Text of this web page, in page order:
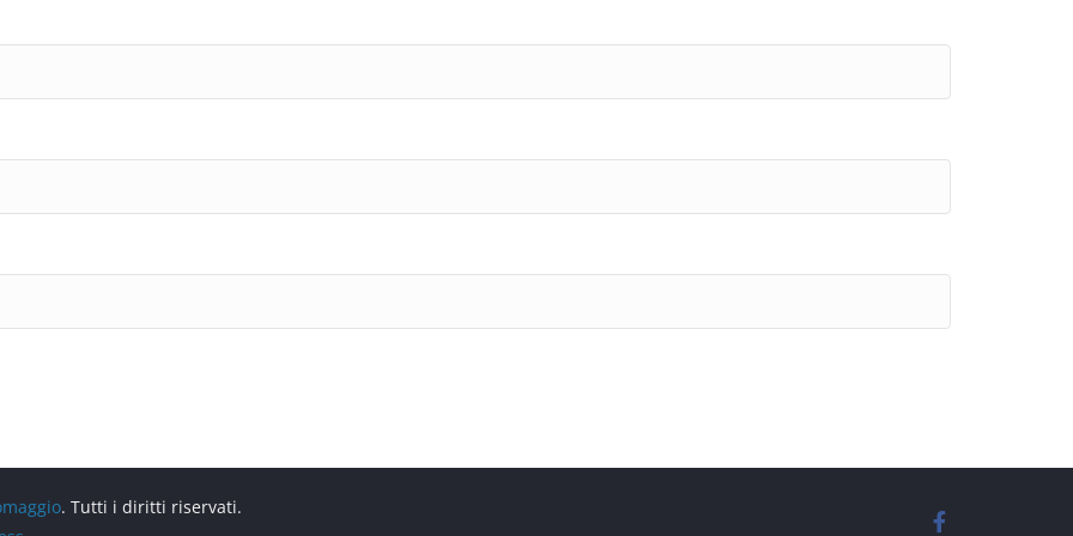
. Tutti i diritti riservati.